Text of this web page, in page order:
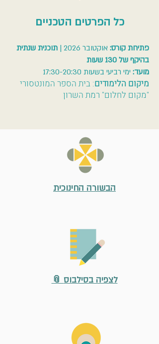
כל הפרטים הטכניים
פתיחת קורס: אוקטובר 2026 |
תוכנית שנתית
בהיקף של 130 שעות
מועד: ימי רביעי בשעות 17:30-20:30
מיקום הלימודים: בית הספר המונטסורי
"מקום לחלום" רמת השרון
הבשורה החינוכית
📎 לצפיה בסילבוס